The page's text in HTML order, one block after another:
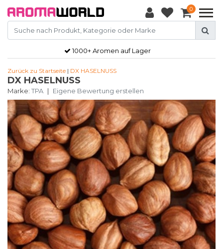
0
1000+ Aromen auf Lager
Zurück zu Startseite | DX HASELNUSS
DX HASELNUSS
Marke: TPA | Eigene Bewertung erstellen